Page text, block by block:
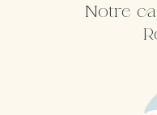
Notre